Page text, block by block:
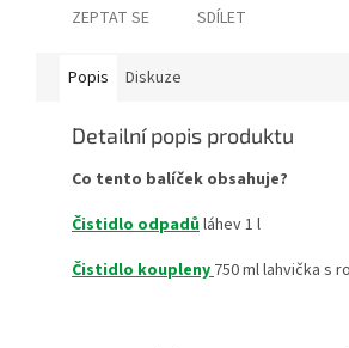
ZEPTAT SE SDÍLET
Popis Diskuze
Detailní popis produktu
Co tento balíček obsahuje?
Čistidlo odpadůláhev 1 l
Čistidlo koupleny750 ml lahvička s